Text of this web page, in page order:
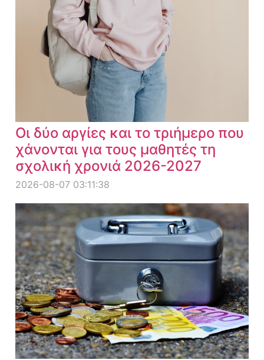
Οι δύο αργίες και το τριήμερο που
χάνονται για τους μαθητές τη
σχολική χρονιά 2026-2027
2026-08-07 03:11:38